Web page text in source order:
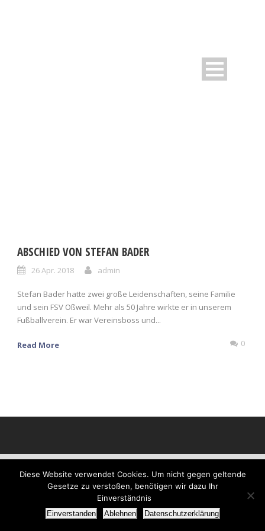
ABSCHIED VON STEFAN BADER
26 Apr. 2018 admin
Stefan Bader hatte zwei große Leidenschaften, seine Familie
und sein FSV Oßweil. Mehr als 50 Jahre wirkte er in unserem
Fußballverein. Er war Vereinsboss und...
Read More 0
Diese Website verwendet Cookies. Um nicht gegen geltende
Gesetze zu verstoßen, benötigen wir dazu Ihr
Einverständnis
Einverstanden Ablehnen Datenschutzerklärung